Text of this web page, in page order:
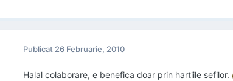
Publicat 26 Februarie, 2010
Halal colaborare, e benefica doar prin hartiile sefilor.